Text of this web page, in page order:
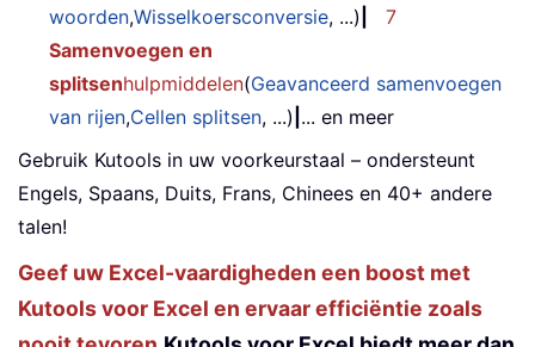
woorden,Wisselkoersconversie, ...)
7
Samenvoegen en
splitsenhulpmiddelen(Geavanceerd samenvoegen
van rijen,Cellen splitsen, ...) ... en meer
Gebruik Kutools in uw voorkeurstaal – ondersteunt
Engels, Spaans, Duits, Frans, Chinees en 40+ andere
talen!
Geef uw Excel-vaardigheden een boost met
Kutools voor Excel en ervaar efficiëntie zoals